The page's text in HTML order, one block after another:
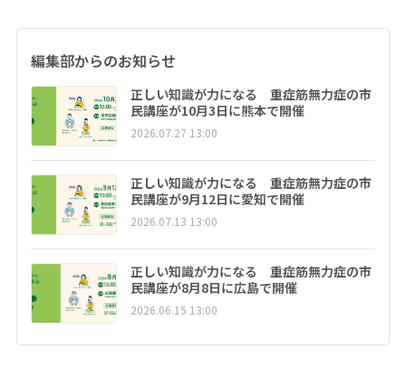
編集部からのお知らせ
正しい知識が力になる 重症筋無力症の市
民講座が10月3日に熊本で開催
2026.07.27 13:00
正しい知識が力になる 重症筋無力症の市
民講座が9月12日に愛知で開催
2026.07.13 13:00
正しい知識が力になる 重症筋無力症の市
民講座が8月8日に広島で開催
2026.06.15 13:00